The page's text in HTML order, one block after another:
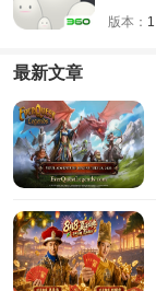
版本： 1
最新文章